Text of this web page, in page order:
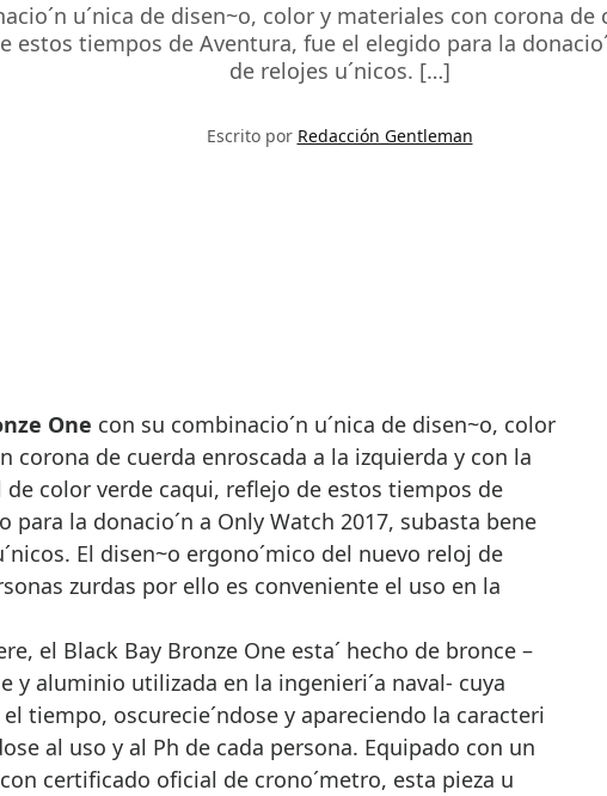
u´nica de disen~o, color y materiales con corona
tiempos de Aventura, fue el elegido para la
de relojes u´nicos. […]
Escrito por Redacción Gentleman
One con su combinacio´n u´nica de disen~o, color
corona de cuerda enroscada a la izquierda y con la
de color verde caqui, reflejo de estos tiempos de
para la donacio´n a Only Watch 2017, subasta bene
El disen~o ergono´mico del nuevo reloj de
zurdas por ello es conveniente el uso en la
el Black Bay Bronze One esta´ hecho de bronce –
y aluminio utilizada en la ingenieri´a naval- cuya
tiempo, oscurecie´ndose y apareciendo la caracteri
al uso y al Ph de cada persona. Equipado con un
certificado oficial de crono´metro, esta pieza u